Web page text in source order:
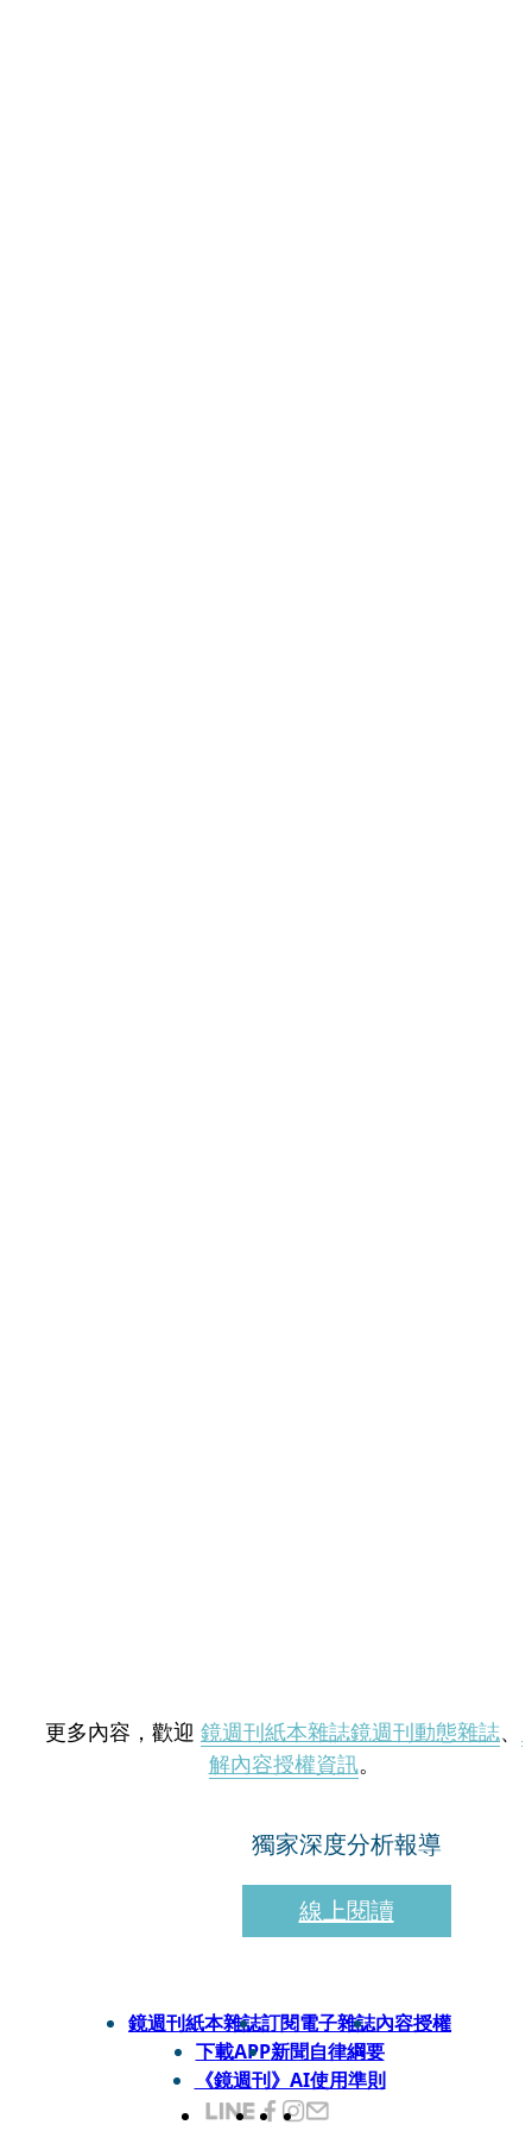
更多內容，歡迎 鏡週刊紙本雜誌鏡週刊動態雜誌、
解內容授權資訊。
獨家深度分析報導
線上閱讀
鏡週刊紙本雜誌訂閱電子雜誌內容授權
下載APP新聞自律綱要
《鏡週刊》AI使用準則